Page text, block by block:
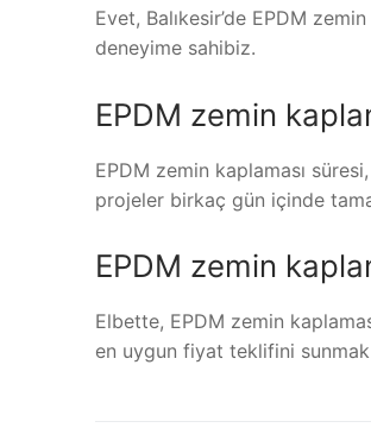
Evet, Balıkesir’de EPDM
deneyime sahibiz.
EPDM zemin
EPDM zemin kaplaması
projeler birkaç gün içinde
EPDM zemin
Elbette, EPDM zemin
en uygun fiyat teklifini